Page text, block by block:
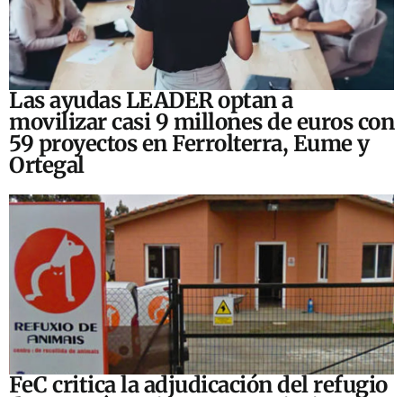
Las ayudas LEADER optan a
movilizar casi 9 millones de euros con
59 proyectos en Ferrolterra, Eume y
Ortegal
FeC critica la adjudicación del refugio